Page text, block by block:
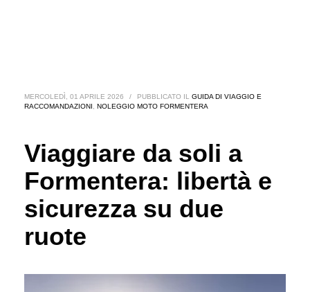
MERCOLEDÌ, 01 APRILE 2026 / PUBBLICATO IL GUIDA DI VIAGGIO E
RACCOMANDAZIONI, NOLEGGIO MOTO FORMENTERA
Viaggiare da soli a
Formentera: libertà e
sicurezza su due
ruote